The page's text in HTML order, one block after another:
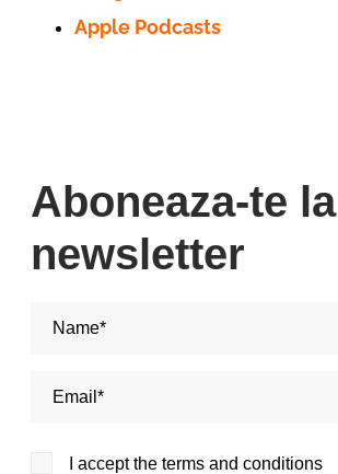
Apple Podcasts
Aboneaza-te la
newsletter
I accept the terms and conditions